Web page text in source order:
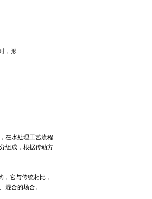
，形
在水处理工艺流程
组成，根据传动方
它与传统相比，
混合的场合。